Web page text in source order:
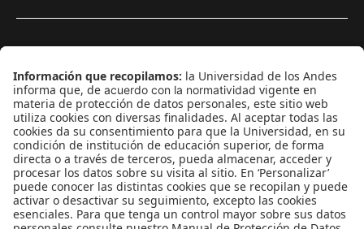
Podcasts
Ediciones especiales
Proyectos 070
SÍGUENOS